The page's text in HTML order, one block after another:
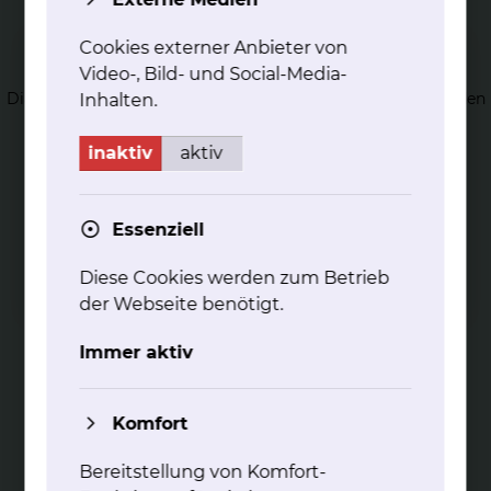
Hä­ma­to­lo­gi­sches La­bor
Das Hämatologische Labor bietet die gesamte spezielle
Diagnostik von hämatologischen Erkrankungen an. Es werden
und On­ko­lo­gie
Wir beraten Sie gerne zu allen Fragen rund um die
palliativmedizinische Betreuung
Cookies externer Anbieter von
Video-, Bild- und Social-Media-
Inhalten.
inaktiv aktiv
Essenziell
Diese Cookies werden zum Betrieb
der Webseite benötigt.
Immer aktiv
Komfort
Bereitstellung von Komfort-